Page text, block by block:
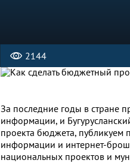
2144
За последние годы в стране
информации, и
проекта бюджета, публикуем
информации и интернет-
национальных проектов и